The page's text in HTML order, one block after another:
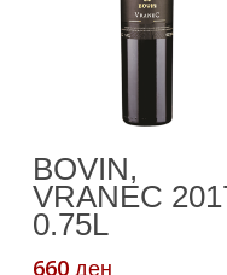
Кошничка
BOVIN,
VRANEC
0.75L
660 ден